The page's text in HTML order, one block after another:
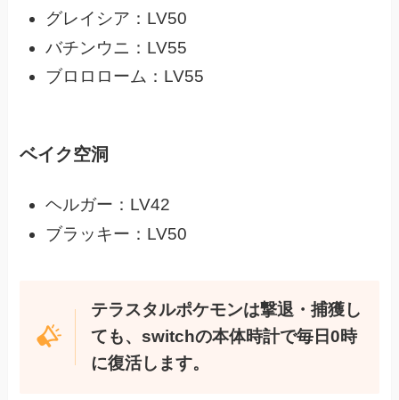
グレイシア：LV50
バチンウニ：LV55
ブロロローム：LV55
ベイク空洞
ヘルガー：LV42
ブラッキー：LV50
テラスタルポケモンは撃退・捕獲し
ても、switchの本体時計で毎日0時
に復活します。